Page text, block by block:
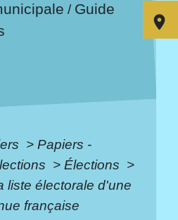
/ Guide
> Papiers -
> Élections >
liste électorale d'une
française
room